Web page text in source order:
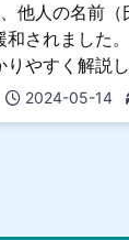
他人の名前（
和されました
やすく解説し
2024-05-14